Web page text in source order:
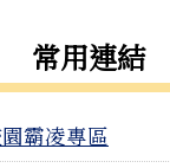
常用連結
霸凌專區